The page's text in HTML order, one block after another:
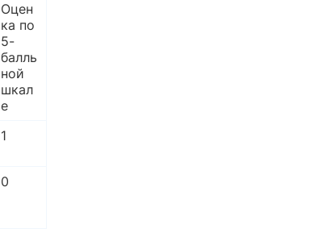
Оцен
ка по
5-
балль
ной
шкал
е
1
0